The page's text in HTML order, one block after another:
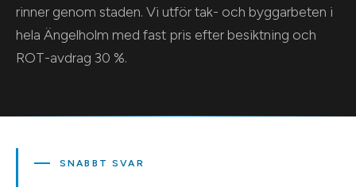
rinner genom staden. Vi utför tak- och byggarbeten i
hela Ängelholm med fast pris efter besiktning och
ROT-avdrag 30 %.
SNABBT SVAR